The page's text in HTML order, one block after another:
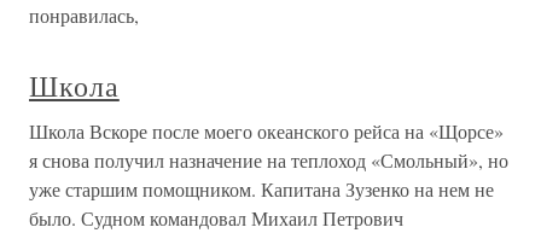
понравилась,
Школа
Школа Вскоре после моего океанского рейса на «Щорсе»
я снова получил назначение на теплоход «Смольный», но
уже старшим помощником. Капитана Зузенко на нем не
было. Судном командовал Михаил Петрович